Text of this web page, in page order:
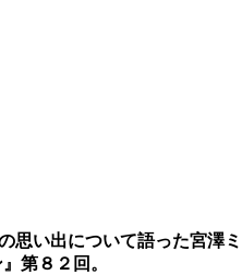
思い出について語った宮澤
第８２回。